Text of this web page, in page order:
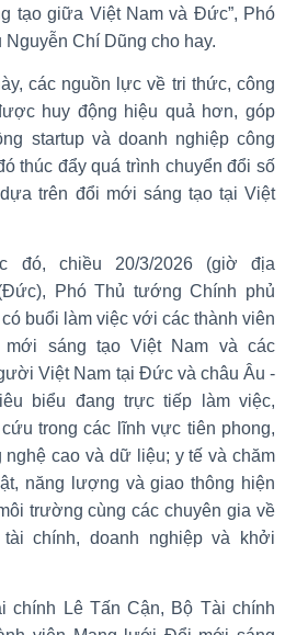
tạo giữa Việt Nam và Đức”, Phó
Chí Dũng cho hay.
các nguồn lực về tri thức, công
huy động hiệu quả hơn, góp
startup và doanh nghiệp công
thúc đẩy quá trình chuyển đổi số
trên đổi mới sáng tạo tại Việt
đó, chiều 20/3/2026 (giờ địa
Phó Thủ tướng Chính phủ
buổi làm việc với các thành viên
sáng tạo Việt Nam và các
Việt Nam tại Đức và châu Âu -
biểu đang trực tiếp làm việc,
trong các lĩnh vực tiên phong,
nghệ cao và dữ liệu; y tế và chăm
năng lượng và giao thông hiện
trường cùng các chuyên gia về
chính, doanh nghiệp và khởi
chính Lê Tấn Cận, Bộ Tài chính